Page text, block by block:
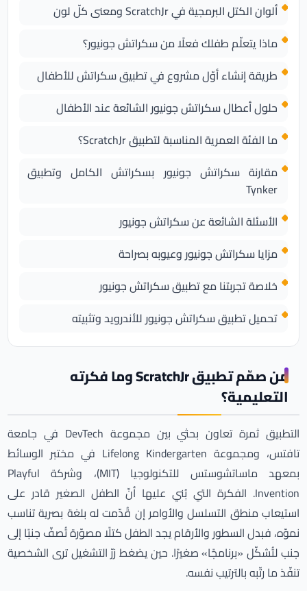
ألوان الكتل البرمجية في ScratchJr ومعنى كلّ لون
ماذا يتعلّم طفلك فعلًا من سكراتش جونيور؟
طريقة إنشاء أوّل مشروع في تطبيق سكراتش للأطفال
حلول أعطال سكراتش جونيور الشائعة عند الأطفال
ما الفئة العمرية المناسبة لتطبيق ScratchJr؟
مقارنة سكراتش جونيور بسكراتش الكامل وتطبيق
Tynker
الأسئلة الشائعة عن سكراتش جونيور
مزايا سكراتش جونيور وعيوبه بصراحة
خلاصة تجربتنا مع تطبيق سكراتش جونيور
تحميل تطبيق سكراتش جونيور للأندرويد وتثبيته
من صمّم تطبيق ScratchJr وما فكرته
التعليمية؟
التطبيق ثمرة تعاون بحثي بين مجموعة DevTech في جامعة
تافتس، ومجموعة Lifelong Kindergarten في مختبر الوسائط
بمعهد ماساتشوستس للتكنولوجيا (MIT)، وشركة Playful
Invention. الفكرة التي بُني عليها أنّ الطفل الصغير قادر على
استيعاب منطق التسلسل والأوامر إن قُدّمت له بلغة بصرية تناسب
نموّه، فبدل السطور والأرقام يجد الطفل كتلًا مصوّرة تُصفّ جنبًا إلى
جنب لتُشكّل «برنامجًا» صغيرًا. حين يضغط زرّ التشغيل ترى الشخصية
تنفّذ ما رتّبه بالترتيب نفسه.